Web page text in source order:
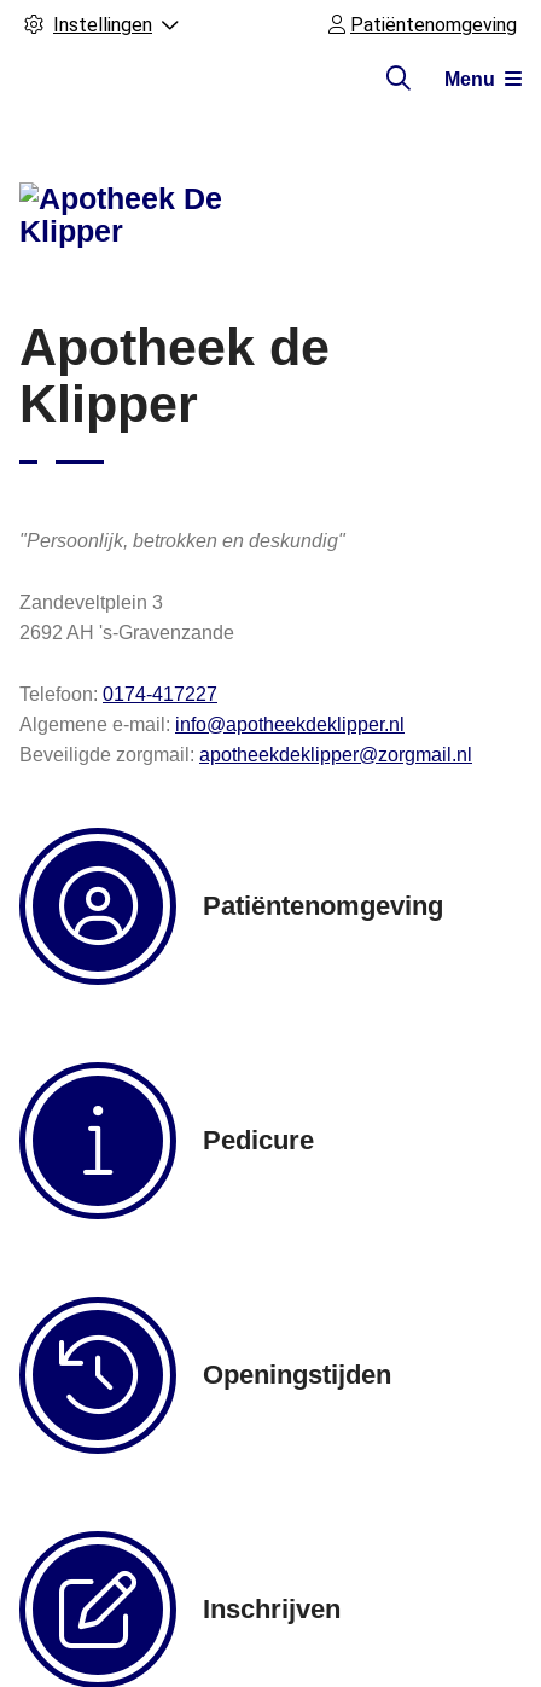
Instellingen Patiëntenomgeving
Hoofdmenu
Menu
Apotheek de
Klipper
"Persoonlijk, betrokken en deskundig"
Zandeveltplein 3
2692 AH 's-Gravenzande
Telefoon: 0174-417227
Algemene e-mail: info@apotheekdeklipper.nl
Beveiligde zorgmail: apotheekdeklipper@zorgmail.nl
Patiëntenomgeving
Pedicure
Openingstijden
Inschrijven